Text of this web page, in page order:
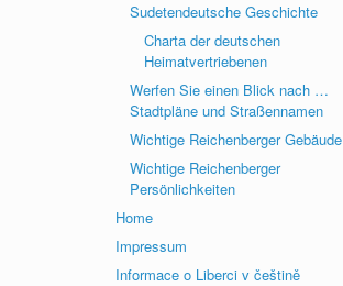
Sudetendeutsche Geschichte
Charta der deutschen
Heimatvertriebenen
Werfen Sie einen Blick nach …
Stadtpläne und Straßennamen
Wichtige Reichenberger Gebäude
Wichtige Reichenberger
Persönlichkeiten
Home
Impressum
Informace o Liberci v češtině